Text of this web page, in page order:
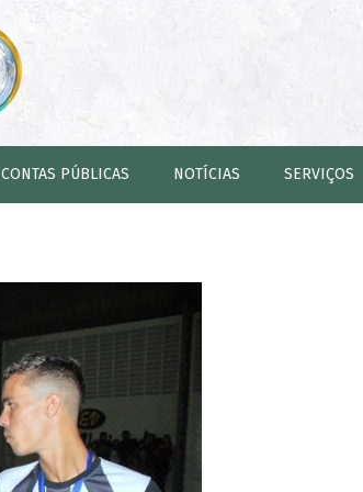
CONTAS PÚBLICAS NOTÍCIAS SERVIÇOS